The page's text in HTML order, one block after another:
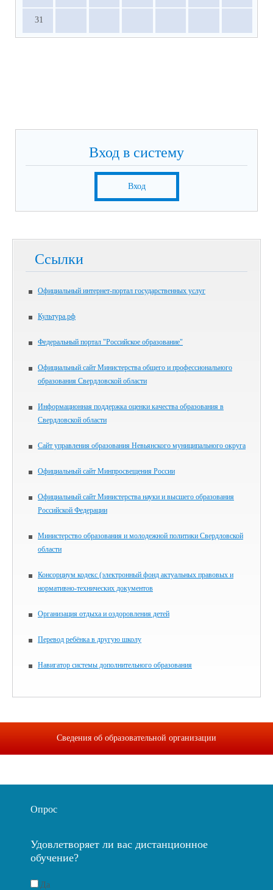
31
Вход в систему
Вход
Ссылки
Официальный интернет-портал государственных услуг
Культура.рф
Федеральный портал "Российское образование"
Официальный сайт Министерства общего и профессионального
образования Свердловской области
Информационная поддержка оценки качества образования в
Свердловской области
Сайт управления образования Невьянского муниципального округа
Официальный сайт Минпросвещения России
Официальный сайт Министерства науки и высшего образования
Российской Федерации
Министерство образования и молодежной политики Свердловской
области
Консорциум кодекс (электронный фонд актуальных правовых и
нормативно-технических документов
Организация отдыха и оздоровления детей
Перевод ребёнка в другую школу
Навигатор системы дополнительного образования
Сведения об образовательной организации
Опрос
Удовлетворяет ли вас дистанционное
обучение?
Да